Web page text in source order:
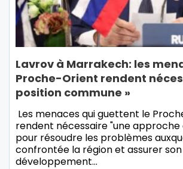
Lavrov à Marrakech: les
Proche-Orient rendent
position commune »
Les menaces qui guettent le
rendent nécessaire "une
pour résoudre les problèmes
confrontée la région et assurer son
développement…